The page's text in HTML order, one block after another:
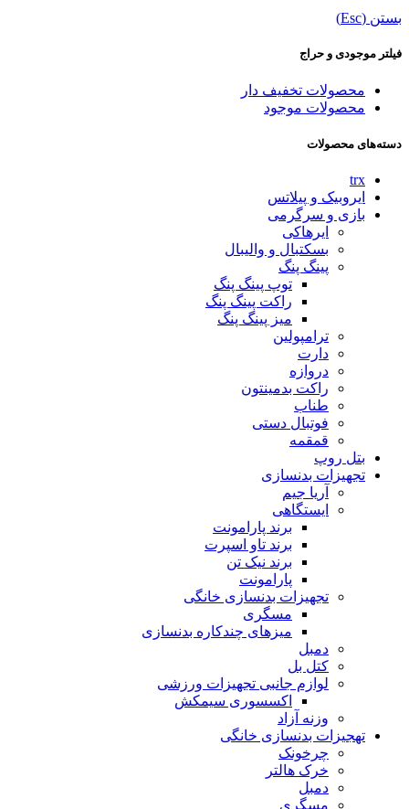
بستن (Esc)
فیلتر موجودی و حراج
محصولات تخفیف دار
محصولات موجود
دسته‌های محصولات
trx
ایروبیک و پیلاتس
بازی و سرگرمی
ایرهاکی
بسکتبال و والیبال
پینگ پنگ
توپ پینگ پنگ
راکت پینگ پنگ
میز پینگ پنگ
ترامپولین
دارت
دروازه
راکت بدمینتون
طناب
فوتبال دستی
قمقمه
بتل روپ
تجهیزات بدنسازی
آریا جیم
ایستگاهی
برند پارامونت
برند تاو اسپرت
برند نیک تن
پارامونت
تجهیزات بدنسازی خانگی
مسگری
میزهای چندکاره بدنسازی
دمبل
کتل بل
لوازم جانبی تجهیزات ورزشی
اکسسوری سیمکش
وزنه آزاد
تهجیزات بدنسازی خانگی
چرخونک
خرک هالتر
دمبل
مسگری